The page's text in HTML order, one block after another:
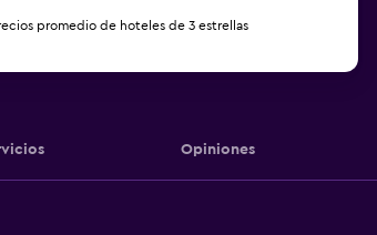
Opiniones
promedio de hoteles de 3 estrellas